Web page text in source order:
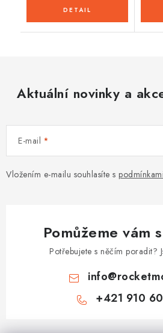
Aktuální novinky a
E-mail
Vložením e-mailu souhlasíte s
Pomůžeme vám
Potřebujete s něčím poradit?
info@
+421 910
Z